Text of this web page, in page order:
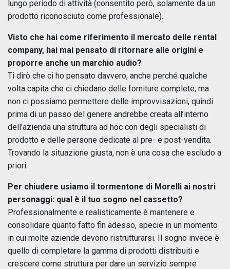
lungo periodo di attività (consentito però, solamente da un
prodotto riconosciuto come professionale).
Visto che hai come riferimento il mercato delle rental
company, hai mai pensato di ritornare alle origini e
proporre anche un marchio audio?
Ti dirò che ci ho pensato davvero, anche perché qualche
volta capita che ci chiedano delle forniture complete; ma
non ci possiamo permettere delle improvvisazioni, quindi
prima di un passo del genere andrebbe creata all’interno
dell’azienda una struttura ad hoc con degli specialisti di
prodotto e delle persone dedicate al pre- e post-vendita.
Trovando la situazione giusta, non è una cosa che escludo a
priori.
Per chiudere usiamo il tormentone di Morelli ai nostri
personaggi: qual è il tuo sogno nel cassetto?
Professionalmente e realisticamente è mantenere e
consolidare quanto fatto fin adesso, specie in un momento
in cui molte aziende devono ristrutturarsi. Il sogno invece è
quello di completare la gamma di prodotti distribuiti e
crescere come struttura per dare un servizio sempre